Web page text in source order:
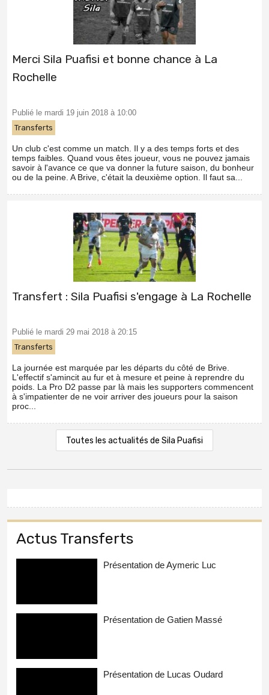
Merci Sila Puafisi et bonne chance à La
Rochelle
Publié le mardi 19 juin 2018 à 10:00
Transferts
Un club c'est comme un match. Il y a des temps forts et des
temps faibles. Quand vous êtes joueur, vous ne pouvez jamais
savoir à l'avance ce que va donner la future saison, du bonheur
ou de la peine. A Brive, c'était la deuxième option. Il faut sa...
Transfert : Sila Puafisi s'engage à La Rochelle
Publié le mardi 29 mai 2018 à 20:15
Transferts
La journée est marquée par les départs du côté de Brive.
L'effectif s'amincit au fur et à mesure et peine à reprendre du
poids. La Pro D2 passe par là mais les supporters commencent
à s'impatienter de ne voir arriver des joueurs pour la saison
proc...
Toutes les actualités de Sila Puafisi
Actus Transferts
Présentation de Aymeric Luc
Présentation de Gatien Massé
Présentation de Lucas Oudard